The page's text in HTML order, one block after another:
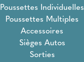
Poussettes Individuelles
Poussettes Multiples
Accessoires
Sièges Autos
Sorties